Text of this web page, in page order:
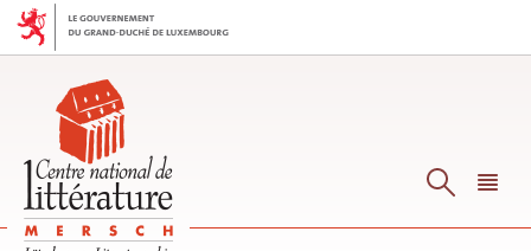
Aller
navigation
Aller